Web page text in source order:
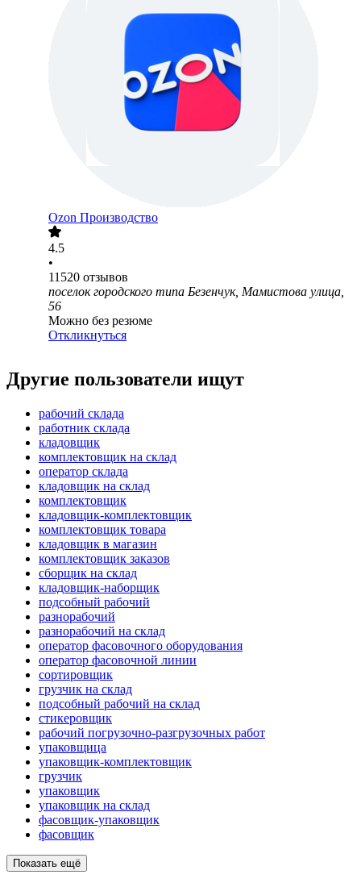
Ozon Производство
4.5
•
11520 отзывов
поселок городского типа Безенчук, Мамистова улица,
56
Можно без резюме
Откликнуться
Другие пользователи ищут
рабочий склада
работник склада
кладовщик
комплектовщик на склад
оператор склада
кладовщик на склад
комплектовщик
кладовщик-комплектовщик
комплектовщик товара
кладовщик в магазин
комплектовщик заказов
сборщик на склад
кладовщик-наборщик
подсобный рабочий
разнорабочий
разнорабочий на склад
оператор фасовочного оборудования
оператор фасовочной линии
сортировщик
грузчик на склад
подсобный рабочий на склад
стикеровщик
рабочий погрузочно-разгрузочных работ
упаковщица
упаковщик-комплектовщик
грузчик
упаковщик
упаковщик на склад
фасовщик-упаковщик
фасовщик
Показать ещё